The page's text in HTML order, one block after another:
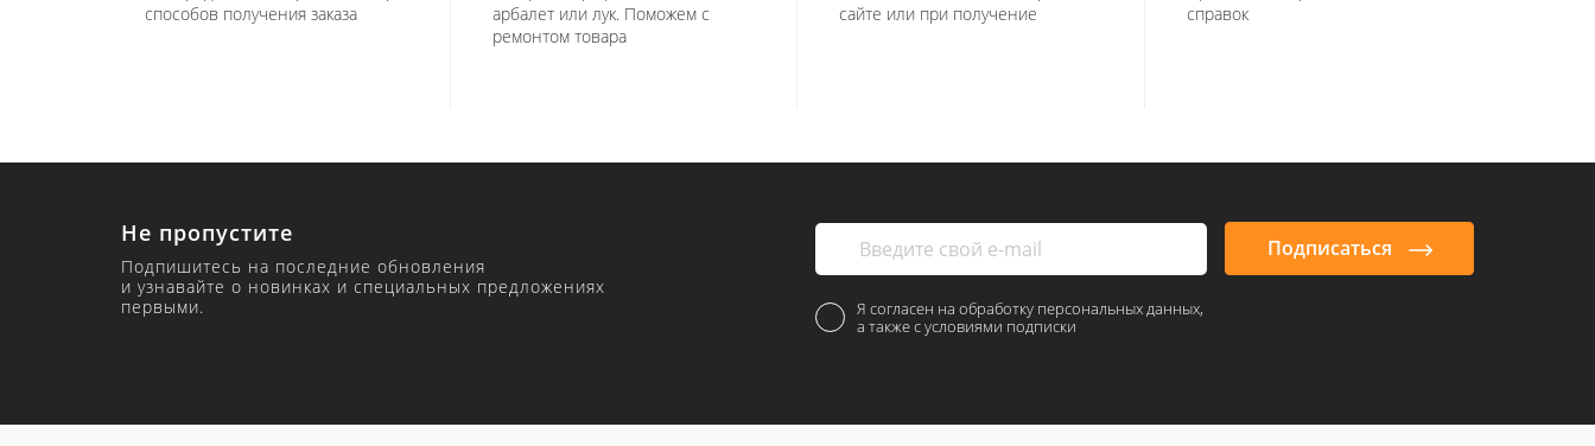
способов получения заказа
арбалет или лук. Поможем с
ремонтом товара
сайте или при получение
справок
Не пропустите
Подпишитесь на последние обновления
и узнавайте о новинках и специальных предложениях
первыми.
Подписаться
Я согласен на обработку персональных данных,
а также с условиями подписки